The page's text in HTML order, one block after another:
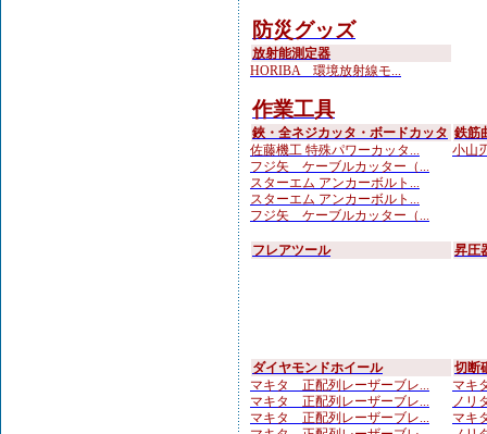
防災グッズ
放射能測定器
HORIBA 環境放射線モ...
作業工具
鋏・全ネジカッタ・ボードカッタ
佐藤機工 特殊パワーカッタ...
フジ矢 ケーブルカッター（...
スターエム アンカーボルト...
スターエム アンカーボルト...
フジ矢 ケーブルカッター（...
鉄筋
小山
フレアツール 昇圧
ダイヤモンドホイール
マキタ 正配列レーザーブレ...
マキタ 正配列レーザーブレ...
マキタ 正配列レーザーブレ...
切断
マキ
ノリ
マキ